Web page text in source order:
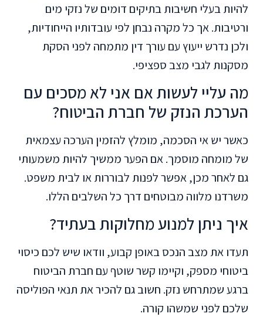
להיות בעלי חשיבות בתיקים דומים של נזקי מים
ורטיבות. אך כל מקרה נבחן לפי עובדותיו הייחודיות,
ולכן נדרש ייעוץ עם עורך דין מתמחה לפני הסקת
מסקנות לגבי מצב ספציפי.
מה עליי לעשות אם אני לא מסכים עם
הערכת הנזק של חברת הביטוח?
כאשר יש אי הסכמה, מומלץ להזמין הערכה עצמאית
של מומחה מוסמך. אם הפער ממשיך להיות משמעותי
גם לאחר מכן, אפשר לפנות לבוררות או לבית משפט.
משרדנו מלווה מבוטחים דרך כל השלבים הללו.
איך ניתן למנוע מחלוקות בעתיד?
תעדו את מצב הנכס באופן קבוע, וודאו שיש לכם כיסוי
ביטוחי מספק, וקיימו קשר שוטף עם חברת הביטוח
ברגע שמתרחש נזק. חשוב גם להכיר את תנאי הפוליסה
שלכם לפני שמשהו קורה.